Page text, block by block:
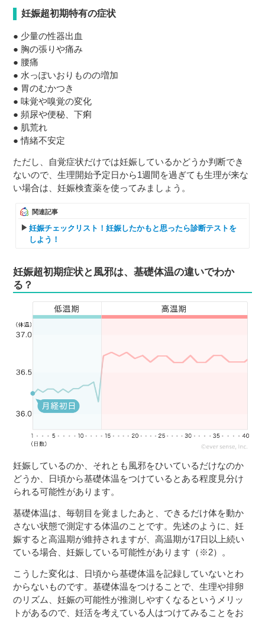
妊娠超初期特有の症状
● 少量の性器出血
● 胸の張りや痛み
● 腰痛
● 水っぽいおりものの増加
● 胃のむかつき
● 味覚や嗅覚の変化
● 頻尿や便秘、下痢
● 肌荒れ
● 情緒不安定
ただし、自覚症状だけでは妊娠しているかどうか判断でき
ないので、生理開始予定日から1週間を過ぎても生理が来な
い場合は、妊娠検査薬を使ってみましょう。
関連記事
妊娠チェックリスト！妊娠したかもと思ったら診断テストを
しよう！
妊娠超初期症状と風邪は、基礎体温の違いでわか
る？
妊娠しているのか、それとも風邪をひいているだけなのか
どうか、日頃から基礎体温をつけているとある程度見分け
られる可能性があります。
基礎体温は、毎朝目を覚ましたあと、できるだけ体を動か
さない状態で測定する体温のことです。先述のように、妊
娠すると高温期が維持されますが、高温期が17日以上続い
ている場合、妊娠している可能性があります（※2）。
こうした変化は、日頃から基礎体温を記録していないとわ
からないものです。基礎体温をつけることで、生理や排卵
のリズム、妊娠の可能性が推測しやすくなるというメリッ
トがあるので、妊活を考えている人はつけてみることをお